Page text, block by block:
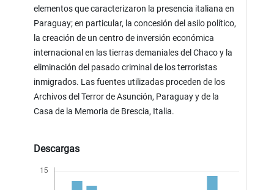
elementos que caracterizaron la presencia italiana en
Paraguay; en particular, la concesión del asilo político,
la creación de un centro de inversión económica
internacional en las tierras demaniales del Chaco y la
eliminación del pasado criminal de los terroristas
inmigrados. Las fuentes utilizadas proceden de los
Archivos del Terror de Asunción, Paraguay y de la
Casa de la Memoria de Brescia, Italia.
Descargas